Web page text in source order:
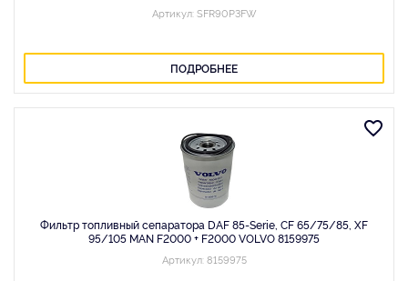
Артикул: SFR90P3FW
ПОДРОБНЕЕ
Фильтр топливный сепаратора DAF 85-Serie, CF 65/75/85, XF
95/105 MAN F2000 + F2000 VOLVO 8159975
Артикул: 8159975